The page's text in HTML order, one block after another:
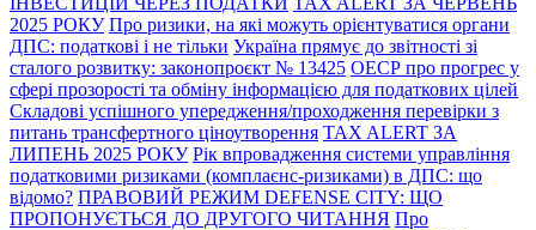
2025 РОКУ Про ризики, на які можуть орієнтуватися органи
ДПС: податкові і не тільки Україна прямує до звітності зі
сталого розвитку: законопроєкт № 13425 ОЕСР про прогрес у
сфері прозорості та обміну інформацією для податкових цілей
Складові успішного упередження/проходження перевірки з
питань трансфертного ціноутворення TAX ALERT ЗА
ЛИПЕНЬ 2025 РОКУ Рік впровадження системи управління
податковими ризиками (комплаєнс-ризиками) в ДПС: що
відомо? ПРАВОВИЙ РЕЖИМ DEFENSE CITY: ЩО
ПРОПОНУЄТЬСЯ ДО ДРУГОГО ЧИТАННЯ Про